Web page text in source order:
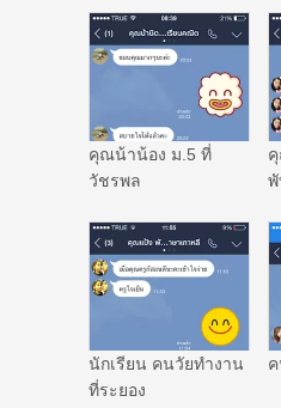
คุณน้าน้อง ม.5 ที่
วัชรพล
พั
นักเรียน คนวัยทำงาน
ที่ระยอง